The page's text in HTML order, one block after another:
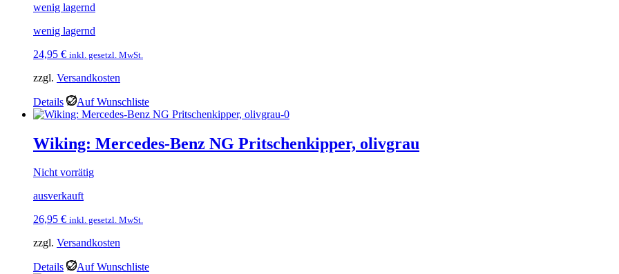
wenig lagernd
wenig lagernd
24,95 € inkl. gesetzl. MwSt.
zzgl. Versandkosten
Details Auf Wunschliste
Wiking: Mercedes-Benz NG Pritschenkipper, olivgrau
Nicht vorrätig
ausverkauft
26,95 € inkl. gesetzl. MwSt.
zzgl. Versandkosten
Details Auf Wunschliste